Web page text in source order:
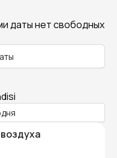
даты нет свободных